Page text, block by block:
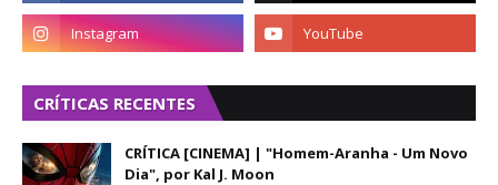
CRÍTICAS RECENTES
CRÍTICA [CINEMA] | "Homem-Aranha - Um Novo
Dia", por Kal J. Moon